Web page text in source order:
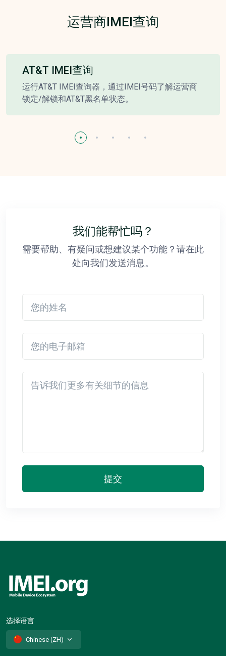
运营商IMEI查询
AT&T IMEI查询
运行AT&T IMEI查询器，通过IMEI号码了解运营商
锁定/解锁和AT&T黑名单状态。
我们能帮忙吗？
需要帮助、有疑问或想建议某个功能？请在此
处向我们发送消息。
提交
选择语言
Chinese (ZH)